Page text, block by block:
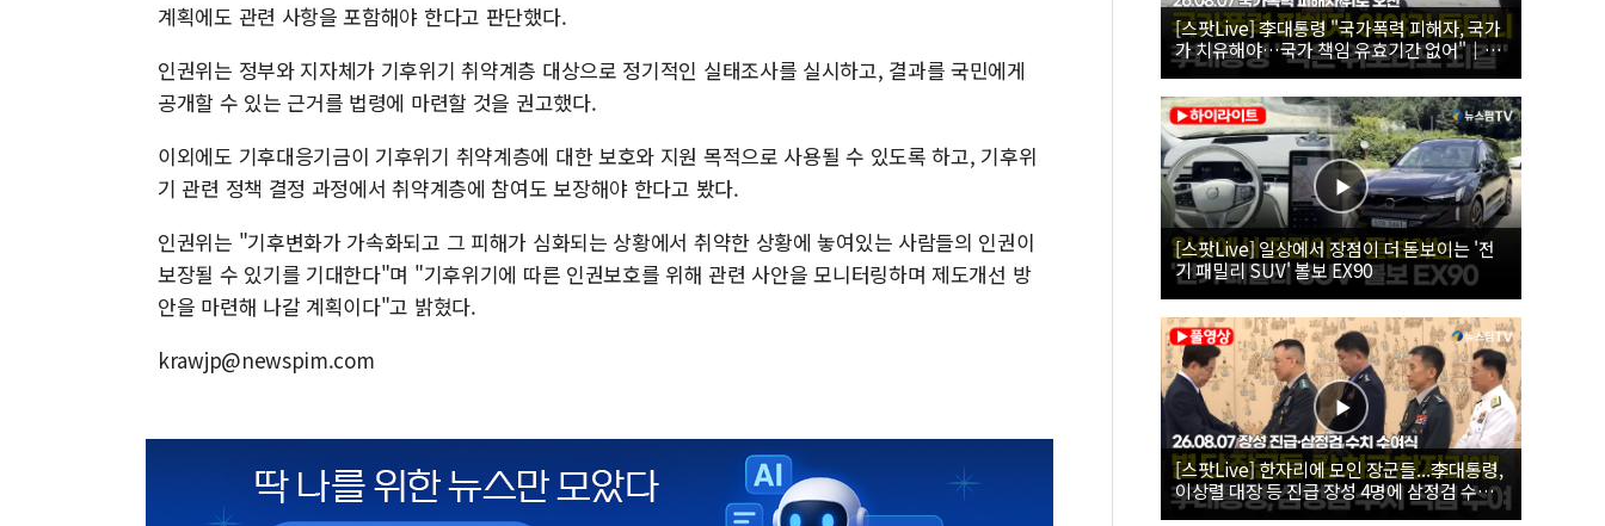
계획에도 관련 사항을 포함해야 한다고 판단했다.
인권위는 정부와 지자체가 기후위기 취약계층 대상으로 정기적인 실태조사를 실시하고, 결과를 국민에게
공개할 수 있는 근거를 법령에 마련할 것을 권고했다.
이외에도 기후대응기금이 기후위기 취약계층에 대한 보호와 지원 목적으로 사용될 수 있도록 하고, 기후위
기 관련 정책 결정 과정에서 취약계층에 참여도 보장해야 한다고 봤다.
인권위는 "기후변화가 가속화되고 그 피해가 심화되는 상황에서 취약한 상황에 놓여있는 사람들의 인권이
보장될 수 있기를 기대한다"며 "기후위기에 따른 인권보호를 위해 관련 사안을 모니터링하며 제도개선 방
안을 마련해 나갈 계획이다"고 밝혔다.
krawjp@newspim.com
[스팟Live] 李대통령 "국가폭력 피해자, 국가
가 치유해야…국가 책임 유효기간 없어"｜
26.08.07 국가폭력 피해자 위로 오찬
[스팟Live] 일상에서 장점이 더 돋보이는 '전
기 패밀리 SUV' 볼보 EX90
[스팟Live] 한자리에 모인 장군들...李대통령,
이상렬 대장 등 진급 장성 4명에 삼정검 수치
직접 수여｜26.08.07 장성 진급·삼정검 수치